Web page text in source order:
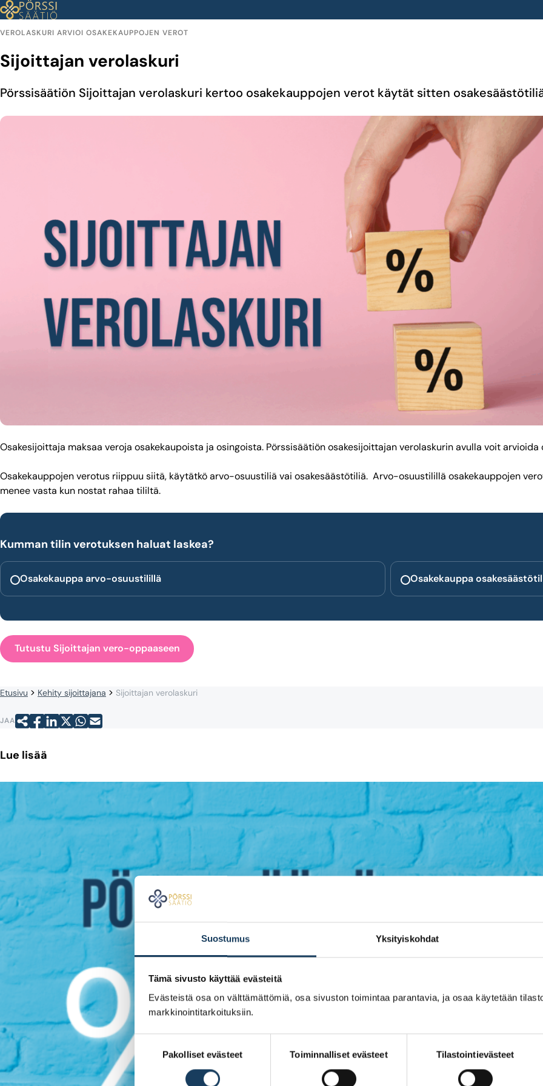
Suostumus Yksityiskohdat
Tämä sivusto käyttää evästeitä
Evästeistä osa on välttämättömiä, osa sivuston toimintaa parantavia, ja osaa käytetään
markkinointitarkoituksiin.
valinta
Pakolliset evästeet Toiminnalliset evästeet Tilastointievästeet
Siirry
sisältöön
VEROLASKURI ARVIOI OSAKEKAUPPOJEN VEROT
Sijoittajan verolaskuri
Pörssisäätiön Sijoittajan verolaskuri kertoo osakekauppojen verot käytät sitten
Osakesijoittaja maksaa veroja osakekaupoista ja osingoista. Pörssisäätiön osakesijoittajan verolaskurin avulla voit
Osakekauppojen verotus riippuu siitä, käytätkö arvo-osuustiliä vai osakesäästötiliä. Arvo-osuustilillä osakekauppojen
menee vasta kun nostat rahaa tililtä.
Kumman tilin verotuksen haluat laskea?
Osakekauppa arvo-osuustilillä Osakekauppa
Tutustu Sijoittajan vero-oppaaseen
Etusivu Kehity sijoittajana Sijoittajan verolaskuri
JAA
Lue lisää